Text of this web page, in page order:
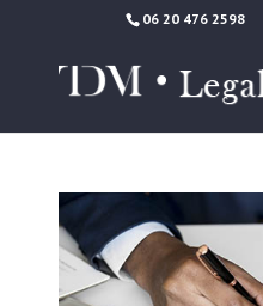
06 20 476 2598